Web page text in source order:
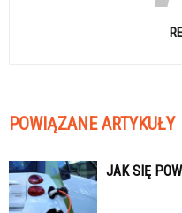
POWIĄZANE ARTYKUŁY
JAK SIĘ